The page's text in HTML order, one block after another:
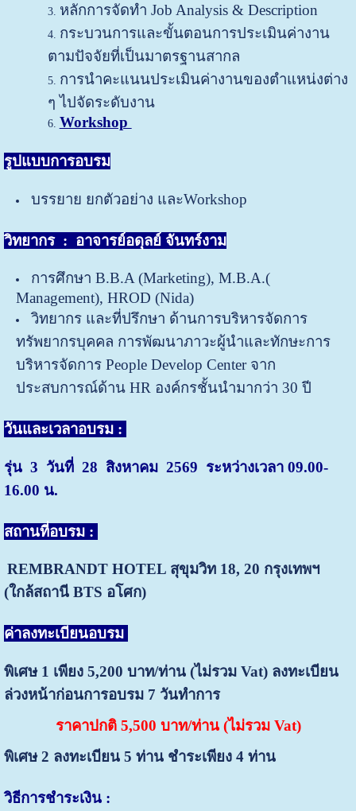
หลักการจัดทำ Job Analysis & Description
กระบวนการและขั้นตอนการประเมินค่างาน
ตามปัจจัยที่เป็นมาตรฐานสากล
การนำคะแนนประเมินค่างานของตำแหน่งต่าง
ๆ ไปจัดระดับงาน
Workshop
รูปแบบการอบรม
บรรยาย ยกตัวอย่าง และWorkshop
วิทยากร : อาจารย์อดุลย์ จันทร์งาม
การศึกษา B.B.A (Marketing), M.B.A.(
Management), HROD (Nida)
วิทยากร และที่ปรึกษา ด้านการบริหารจัดการ
ทรัพยากรบุคคล การพัฒนาภาวะผู้นำและทักษะการ
บริหารจัดการ People Develop Center จาก
ประสบการณ์ด้าน HR องค์กรชั้นนำมากว่า 30 ปี
วันและเวลาอบรม :
รุ่น 3 วันที่ 28 สิงหาคม 2569 ระหว่างเวลา 09.00-
16.00 น.
สถานที่อบรม :
REMBRANDT HOTEL สุขุมวิท 18, 20 กรุงเทพฯ
(ใกล้สถานี BTS อโศก)
ค่าลงทะเบียนอบรม
พิเศษ 1 เพียง 5,200 บาท/ท่าน (ไม่รวม Vat) ลงทะเบียน
ล่วงหน้าก่อนการอบรม 7 วันทำการ
ราคาปกติ 5,500 บาท/ท่าน (ไม่รวม Vat)
พิเศษ 2 ลงทะเบียน 5 ท่าน ชำระเพียง 4 ท่าน
วิธีการชำระเงิน: